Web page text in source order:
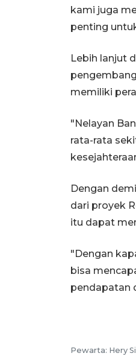
kami juga
penting
Lebih lanjut
memiliki
"Nelayan
rata-rata
Dengan
dari proyek
itu dapat
"Dengan
bisa
pendapatan
Pewarta: Hery